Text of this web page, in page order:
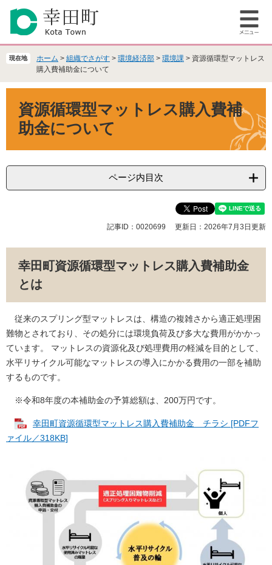
の
で
ー
ば
メ
ー
現在地 ホーム > 組織でさがす > 環境経済部 > 環境課 > 資源循環型マットレス
購入費補助金について
資源循環型マットレス購入費補
助金について
ページ内目次
記事ID：0020699 更新日：2026年7月3日更新
幸田町資源循環型マットレス購入費補助金
とは
従来のスプリング型マットレスは、構造の複雑さから適正処理困
難物とされており、その処分には環境負荷及び多大な費用がかかっ
ています。 マットレスの資源化及び処理費用の軽減を目的として、
水平リサイクル可能なマットレスの導入にかかる費用の一部を補助
するものです。
※令和8年度の本補助金の予算総額は、200万円です。
幸田町資源循環型マットレス購入費補助金 チラシ [PDFフ
ァイル／318KB]